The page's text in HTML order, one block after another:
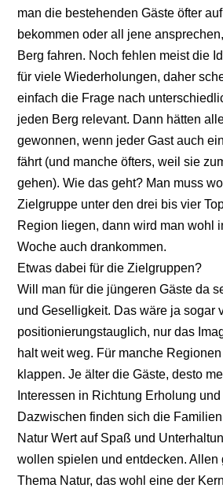
man die bestehenden Gäste öfter
bekommen oder all jene
Berg fahren. Noch fehlen meist die
für viele Wiederholungen, daher
einfach die Frage nach
jeden Berg relevant. Dann hätten
gewonnen, wenn jeder Gast auch
fährt (und manche öfters, weil sie
gehen). Wie das geht? Man muss
Zielgruppe unter den drei bis vier
Region liegen, dann wird man wohl
Woche auch drankommen.
Etwas dabei für die Zielgruppen?
Will man für die jüngeren Gäste da
und Geselligkeit. Das wäre ja sogar
positionierungstauglich, nur das
halt weit weg. Für manche
klappen. Je älter die Gäste, desto
Interessen in Richtung Erholung
Dazwischen finden sich die
Natur Wert auf Spaß und
wollen spielen und entdecken. Allen
Thema Natur, das wohl eine der